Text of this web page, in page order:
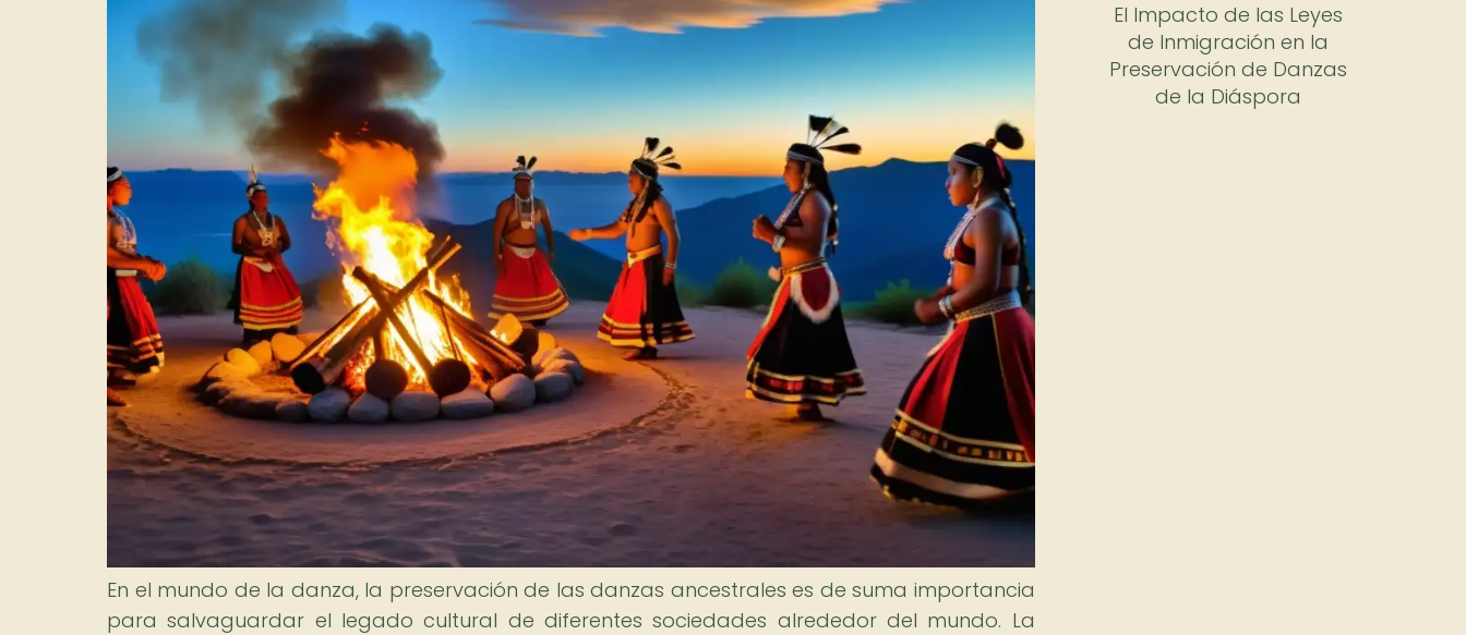
En el mundo de la danza, la preservación de las danzas ancestrales es de suma importancia
para salvaguardar el legado cultural de diferentes sociedades alrededor del mundo. La
El Impacto de las Leyes
de Inmigración en la
Preservación de Danzas
de la Diáspora